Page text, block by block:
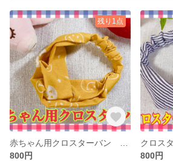
残り1点
800円
800円